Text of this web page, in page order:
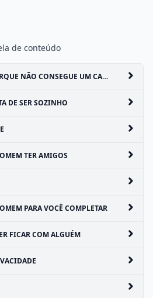
de conteúdo
NÃO CONSEGUE UM CARA
DE SER SOZINHO
TER AMIGOS
PARA VOCÊ COMPLETAR
FICAR COM ALGUÉM